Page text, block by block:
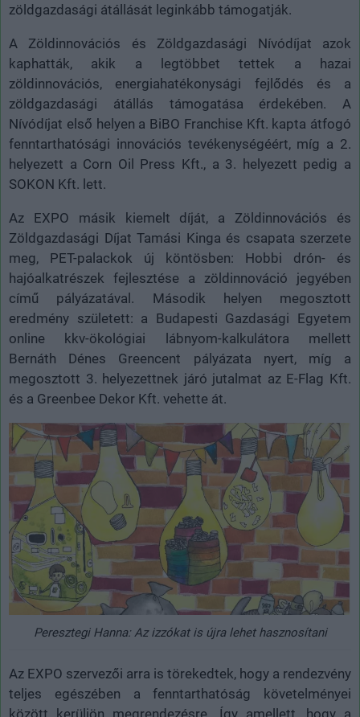
zöldgazdasági átállását leginkább támogatják.
A Zöldinnovációs és Zöldgazdasági Nívódíjat azok
kaphatták, akik a legtöbbet tettek a hazai
zöldinnovációs, energiahatékonysági fejlődés és a
zöldgazdasági átállás támogatása érdekében. A
Nívódíjat első helyen a BiBO Franchise Kft. kapta átfogó
fenntarthatósági innovációs tevékenységéért, míg a 2.
helyezett a Corn Oil Press Kft., a 3. helyezett pedig a
SOKON Kft. lett.
Az EXPO másik kiemelt díját, a Zöldinnovációs és
Zöldgazdasági Díjat Tamási Kinga és csapata szerzete
meg, PET-palackok új köntösben: Hobbi drón- és
hajóalkatrészek fejlesztése a zöldinnováció jegyében
című pályázatával. Második helyen megosztott
eredmény született: a Budapesti Gazdasági Egyetem
online kkv-ökológiai lábnyom-kalkulátora mellett
Bernáth Dénes Greencent pályázata nyert, míg a
megosztott 3. helyezettnek járó jutalmat az E-Flag Kft.
és a Greenbee Dekor Kft. vehette át.
Peresztegi Hanna: Az izzókat is újra lehet hasznosítani
Az EXPO szervezői arra is törekedtek, hogy a rendezvény
teljes egészében a fenntarthatóság követelményei